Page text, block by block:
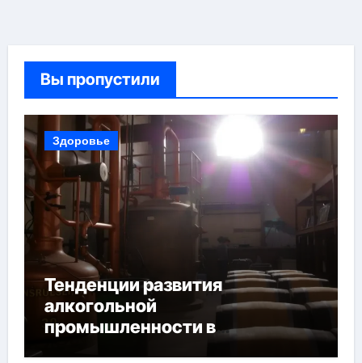
Вы пропустили
Здоровье
Тенденции развития
алкогольной
промышленности в